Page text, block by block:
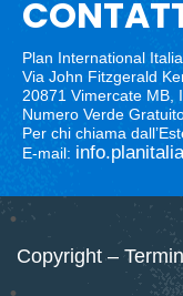
Plan International Italia
Via John Fitzgerald
20871 Vimercate MB,
Numero Verde
Per chi chiama
E-mail:
Copyright –